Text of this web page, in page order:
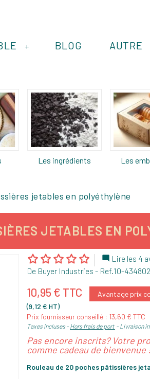
+ BLOG AUTRE
Les ingrédients Les
jetables en polyéthylène
JETABLES EN
 Lire les 4
De Buyer Industries - Ref. 10-434802
10,95 € TTC
Avantage prix
(9,12 € HT)
Prix fournisseur conseillé : 13,60 € TTC
Taxes incluses Hors frais de port Livraison
Pas encore inscrits? Votre
comme cadeau de bienvenue
Rouleau de 20 poches pâtissières